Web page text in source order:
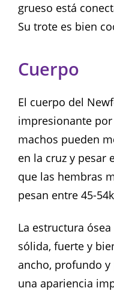
grueso está
Su trote es bien
Cuerpo
El cuerpo del
impresionante
machos pueden
en la cruz y pesar
que las hembras
pesan entre 45-
La estructura
sólida, fuerte y
ancho, profundo
una apariencia